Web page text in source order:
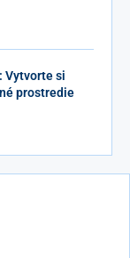
Vytvorte si
prostredie